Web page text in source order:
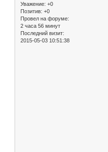
Уважение: +0
Позитив: +0
Провел на форуме:
2 часа 56 минут
Последний визит:
2015-05-03 10:51:38